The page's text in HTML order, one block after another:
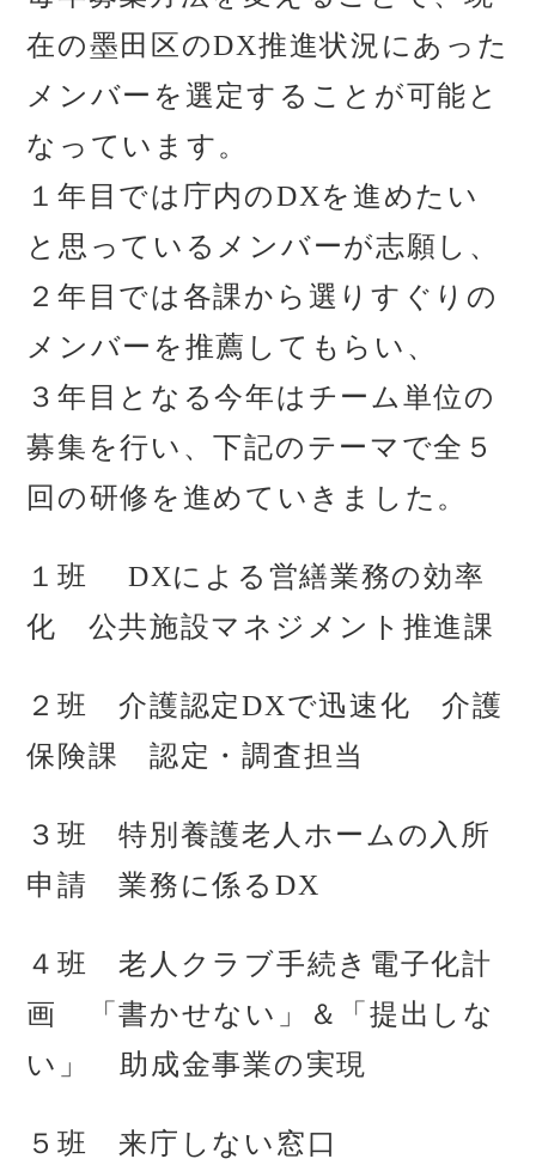
在の墨田区のDX推進状況にあった
メンバーを選定することが可能と
なっています。
１年目では庁内のDXを進めたい
と思っているメンバーが志願し、
２年目では各課から選りすぐりの
メンバーを推薦してもらい、
３年目となる今年はチーム単位の
募集を行い、下記のテーマで全５
回の研修を進めていきました。
１班 DXによる営繕業務の効率
化 公共施設マネジメント推進課
２班 介護認定DXで迅速化 介護
保険課 認定・調査担当
３班 特別養護老人ホームの入所
申請 業務に係るDX
４班 老人クラブ手続き電子化計
画 「書かせない」＆「提出しな
い」 助成金事業の実現
５班 来庁しない窓口